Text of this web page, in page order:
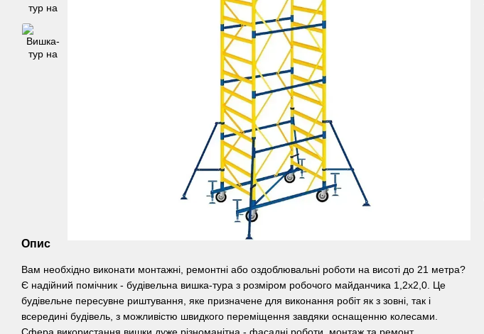
Опис
Вам необхідно виконати монтажні, ремонтні або оздоблювальні роботи на висоті до 21 метра?
Є надійний помічник - будівельна вишка-тура з розміром робочого майданчика 1,2х2,0. Це
будівельне пересувне риштування, яке призначене для виконання робіт як з зовні, так і
всередині будівель, з можливістю швидкого переміщення завдяки оснащенню колесами.